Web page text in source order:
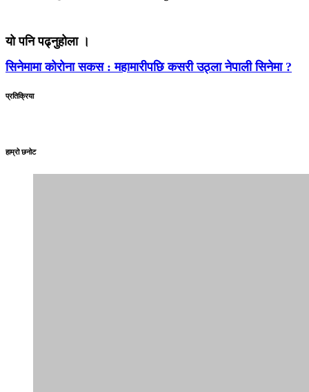
यो पनि पढ्नुहोला ।
सिनेमामा कोरोना सकस : महामारीपछि कसरी उठ्ला नेपाली सिनेमा ?
प्रतिक्रिया
हाम्रो छनोट